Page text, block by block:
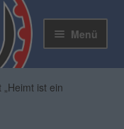
Menü
ist ein